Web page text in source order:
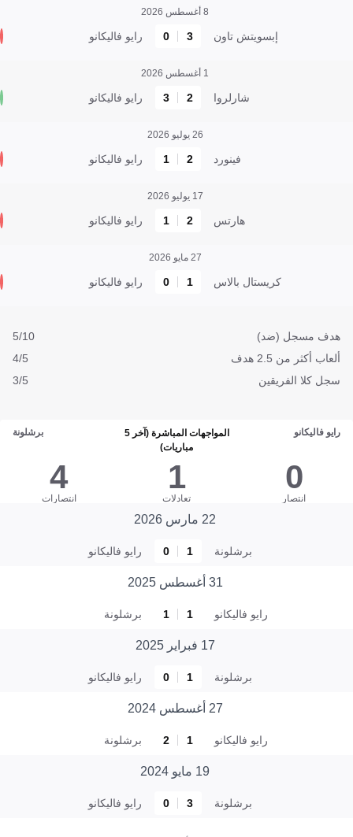
8 أغسطس 2026
إبسويتش تاون 3
0 رايو فاليكانو
1 أغسطس 2026
شارلروا 2
3 رايو فاليكانو
26 يوليو 2026
فينورد 2
1 رايو فاليكانو
17 يوليو 2026
هارتس 2
1 رايو فاليكانو
27 مايو 2026
كريستال بالاس 1
0 رايو فاليكانو
هدف مسجل (ضد)
5/10
ألعاب أكثر من 2.5 هدف
4/5
سجل كلا الفريقين
3/5
رايو فاليكانو
المواجهات المباشرة (آخر 5
مباريات)
برشلونة
0
انتصار
1
تعادلات
4
انتصارات
22 مارس 2026
برشلونة 1
0 رايو فاليكانو
31 أغسطس 2025
رايو فاليكانو 1
1 برشلونة
17 فبراير 2025
برشلونة 1
0 رايو فاليكانو
27 أغسطس 2024
رايو فاليكانو 1
2 برشلونة
19 مايو 2024
برشلونة 3
0 رايو فاليكانو